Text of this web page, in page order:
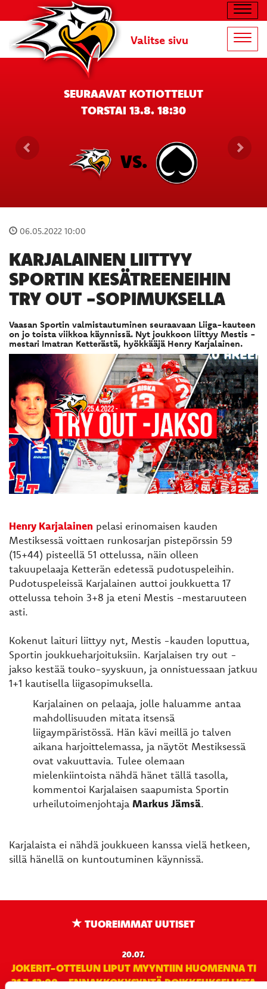
Valitse sivu
SEURAAVAT KOTIOTTELUT
TORSTAI 13.8. 18:30
VS.
06.05.2022 10:00
KARJALAINEN LIITTYY
SPORTIN KESÄTREENEIHIN
TRY OUT -SOPIMUKSELLA
Vaasan Sportin valmistautuminen seuraavaan Liiga-kauteen
on jo toista viikkoa käynnissä. Nyt joukkoon liittyy Mestis -
mestari Imatran Ketterästä, hyökkääjä Henry Karjalainen.
Henry Karjalainen pelasi erinomaisen kauden
Mestiksessä voittaen runkosarjan pistepörssin 59
(15+44) pisteellä 51 ottelussa, näin olleen
takuupelaaja Ketterän edetessä pudotuspeleihin.
Pudotuspeleissä Karjalainen auttoi joukkuetta 17
ottelussa tehoin 3+8 ja eteni Mestis -mestaruuteen
asti.
Kokenut laituri liittyy nyt, Mestis -kauden loputtua,
Sportin joukkueharjoituksiin. Karjalaisen try out -
jakso kestää touko-syyskuun, ja onnistuessaan jatkuu
1+1 kautisella liigasopimuksella.
Karjalainen on pelaaja, jolle haluamme antaa
mahdollisuuden mitata itsensä
liigaympäristössä. Hän kävi meillä jo talven
aikana harjoittelemassa, ja näytöt Mestiksessä
ovat vakuuttavia. Tulee olemaan
mielenkiintoista nähdä hänet tällä tasolla,
kommentoi Karjalaisen saapumista Sportin
urheilutoimenjohtaja Markus Jämsä.
Karjalaista ei nähdä joukkueen kanssa vielä hetkeen,
sillä hänellä on kuntoutuminen käynnissä.
TUOREIMMAT UUTISET
20.07.
JOKERIT-OTTELUN LIPUT MYYNTIIN HUOMENNA TI
21.7. 12:00 - ENNAKKOKYSYNTÄ POIKKEUKSELLISTA